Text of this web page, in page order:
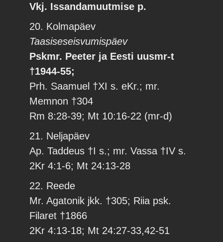
Vkj. Issandamuutmise p.
20. Kolmapäev
Taasiseseisvumispäev
Pskmr. Peeter ja Eesti uusmr-t
†1944-55;
Prh. Saamuel †XI s. eKr.; mr.
Memnon †304
Rm 8:28-39; Mt 10:16-22 (mr-d)
21. Neljapäev
Ap. Taddeus †I s.; mr. Vassa †IV s.
2Kr 4:1-6; Mt 24:13-28
22. Reede
Mr. Agatonik jkk. †305; Riia psk.
Filaret †1866
2Kr 4:13-18; Mt 24:27-33,42-51